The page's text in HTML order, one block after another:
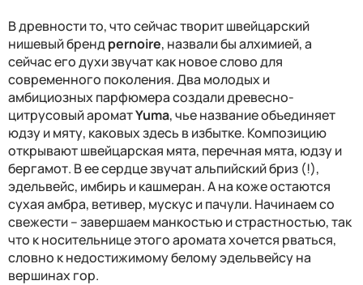
В древности то, что сейчас творит швейцарский
нишевый брендpernoire, назвали бы алхимией, а
сейчас его духи звучат как новое слово для
современного поколения. Два молодых и
амбициозных парфюмера создали древесно-
цитрусовый ароматYuma, чье название объединяет
юдзу и мяту, каковых здесь в избытке. Композицию
открывают швейцарская мята, перечная мята, юдзу и
бергамот. В ее сердце звучат альпийский бриз (!),
эдельвейс, имбирь и кашмеран. А на коже остаются
сухая амбра, ветивер, мускус и пачули. Начинаем со
свежести – завершаем манкостью и страстностью, так
что к носительнице этого аромата хочется рваться,
словно к недостижимому белому эдельвейсу на
вершинах гор.